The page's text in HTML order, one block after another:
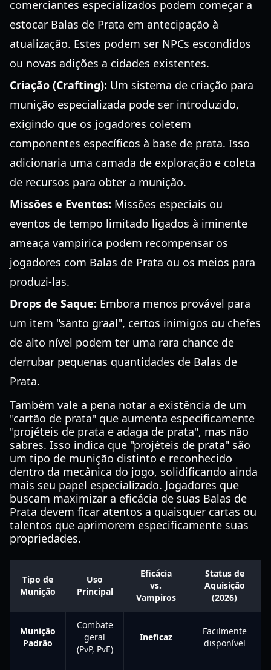
comerciantes especializados podem começar a
estocar Balas de Prata em antecipação à
atualização. Estes podem ser NPCs escondidos
ou novas adições a cidades existentes.
Criação (Crafting): Um sistema de criação para
munição especializada pode ser introduzido,
exigindo que os jogadores coletem
componentes específicos à base de prata. Isso
adicionaria uma camada de exploração e coleta
de recursos para obter a munição.
Missões e Eventos: Missões especiais ou
eventos de tempo limitado ligados à iminente
ameaça vampírica podem recompensar os
jogadores com Balas de Prata ou os meios para
produzi-las.
Drops de Saque: Embora menos provável para
um item "santo graal", certos inimigos ou chefes
de alto nível podem ter uma rara chance de
derrubar pequenas quantidades de Balas de
Prata.
Também vale a pena notar a existência de um
"cartão de prata" que aumenta especificamente
"projéteis de prata e adaga de prata", mas não
sabres. Isso indica que "projéteis de prata" são
um tipo de munição distinto e reconhecido
dentro da mecânica do jogo, solidificando ainda
mais seu papel especializado. Jogadores que
buscam maximizar a eficácia de suas Balas de
Prata devem ficar atentos a quaisquer cartas ou
talentos que aprimorem especificamente suas
propriedades.
Tipo de
Munição
Uso
Principal
Eficácia
vs.
Vampiros
Status de
Aquisição
(2026)
Munição
Padrão
Combate
geral
(PvP, PvE)
Ineficaz
Facilmente
disponível